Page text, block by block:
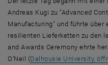
Andreas Kugi zu "Advanced
Manufacturing" und führte über
resilienten Lieferketten zu den
and Awards Ceremony ehrte
O’Neil (Dalhousie University,